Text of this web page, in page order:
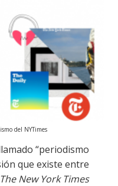
del NYTimes
“periodismo
que existe entre
The New York Times